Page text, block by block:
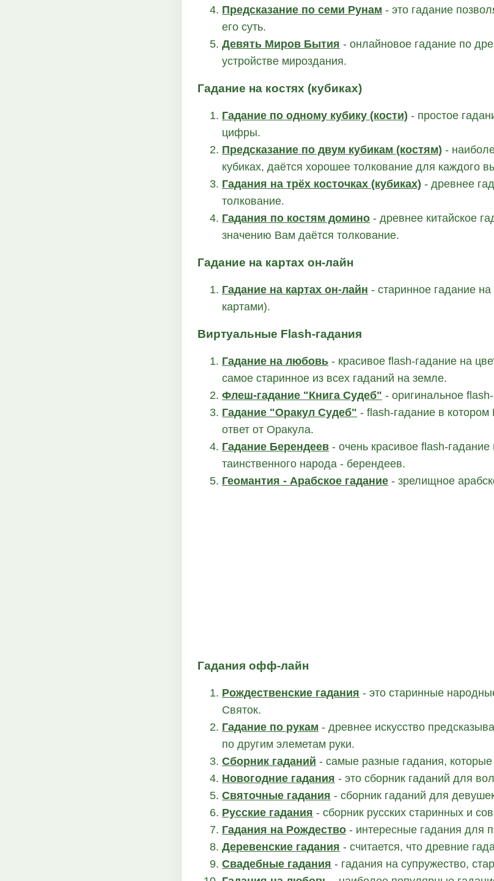
Предсказание по семи Рунам - это гадание
его суть.
Девять Миров Бытия - онлайновое гадание по
устройстве мироздания.
Гадание на костях (кубиках)
Гадание по одному кубику (кости) - простое
цифры.
Предсказание по двум кубикам (костям) -
кубиках, даётся хорошее толкование для каждого
Гадания на трёх косточках (кубиках) - древнее
толкование.
Гадания по костям домино - древнее китайское
значению Вам даётся толкование.
Гадание на картах он-лайн
Гадание на картах он-лайн - старинное гадание
картами).
Виртуальные Flash-гадания
Гадание на любовь - красивое flash-гадание на
самое старинное из всех гаданий на земле.
Флеш-гадание "Книга Судеб" - оригинальное
Гадание "Оракул Судеб" - flash-гадание в
ответ от Оракула.
Гадание Берендеев - очень красивое flash-
таинственного народа - берендеев.
Геомантия - Арабское гадание - зрелищное
Гадания офф-лайн
Рождественские гадания - это старинные
Святок.
Гадание по рукам - древнее искусство
по другим элеметам руки.
Сборник гаданий - самые разные гадания,
Новогодние гадания - это сборник гаданий для
Святочные гадания - сборник гаданий для
Русские гадания - сборник русских старинных и
Гадания на Рождество - интересные гадания для
Деревенские гадания - считается, что древние
Свадебные гадания - гадания на супружество,